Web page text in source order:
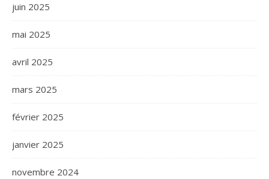
juin 2025
mai 2025
avril 2025
mars 2025
février 2025
janvier 2025
novembre 2024